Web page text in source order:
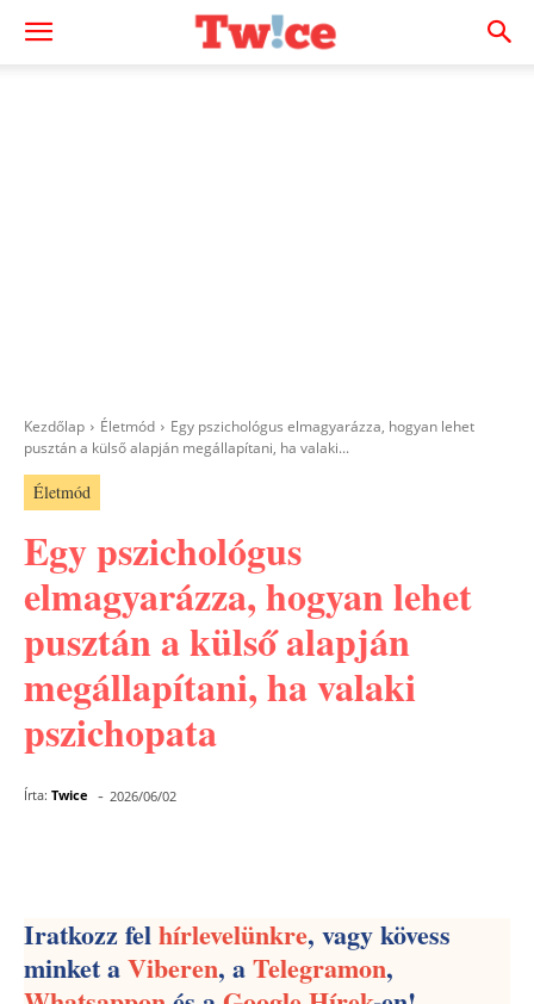
Kezdőlap Életmód
Egy pszichológus elmagyarázza, hogyan lehet
pusztán a külső alapján megállapítani, ha valaki...
Életmód
Egy pszichológus
elmagyarázza, hogyan lehet
pusztán a külső alapján
megállapítani, ha valaki
pszichopata
Írta: Twice - 2026/06/02
Iratkozz felhírlevelünkre, vagy kövess
minket aViberen, aTelegramon,